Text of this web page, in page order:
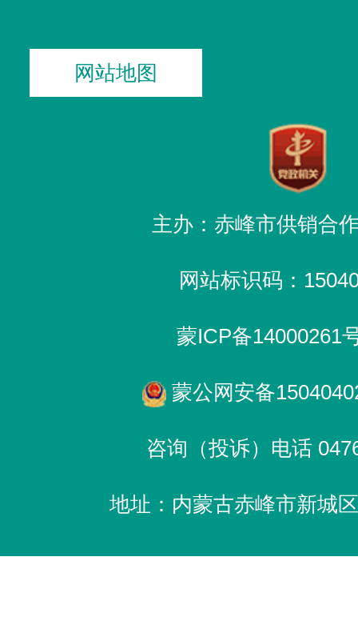
网站地图
主办：赤峰市供销合
网站标识码：
蒙ICP备14000261
蒙公网安备
咨询（投诉）电话
地址：内蒙古赤峰市新城